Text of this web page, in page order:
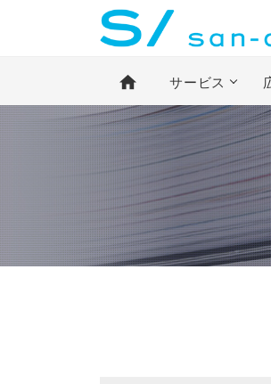
home サービス